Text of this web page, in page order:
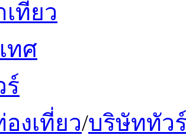
ที่ยว
ทศ
ร์
องเที่ยว/บริษัททัว